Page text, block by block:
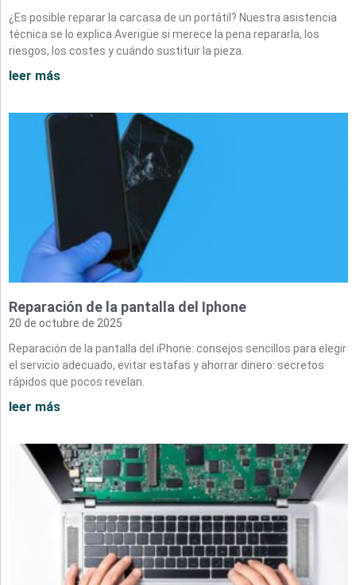
¿Es posible reparar la carcasa de un portátil? Nuestra asistencia
técnica se lo explica Averigüe si merece la pena repararla, los
riesgos, los costes y cuándo sustituir la pieza.
leer más
Reparación de la pantalla del Iphone
20 de octubre de 2025
Reparación de la pantalla del iPhone: consejos sencillos para elegir
el servicio adecuado, evitar estafas y ahorrar dinero: secretos
rápidos que pocos revelan.
leer más